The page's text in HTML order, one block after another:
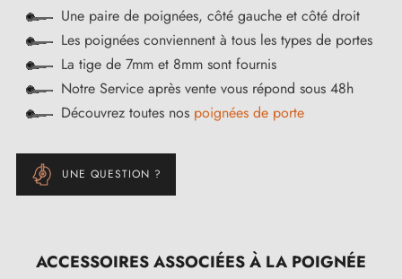
Une paire de poignées, côté gauche et côté droit
Les poignées conviennent à tous les types de portes
La tige de 7mm et 8mm sont fournis
Notre Service après vente vous répond sous 48h
Découvrez toutes nos poignées de porte
UNE QUESTION ?
ACCESSOIRES ASSOCIÉES À LA POIGNÉE